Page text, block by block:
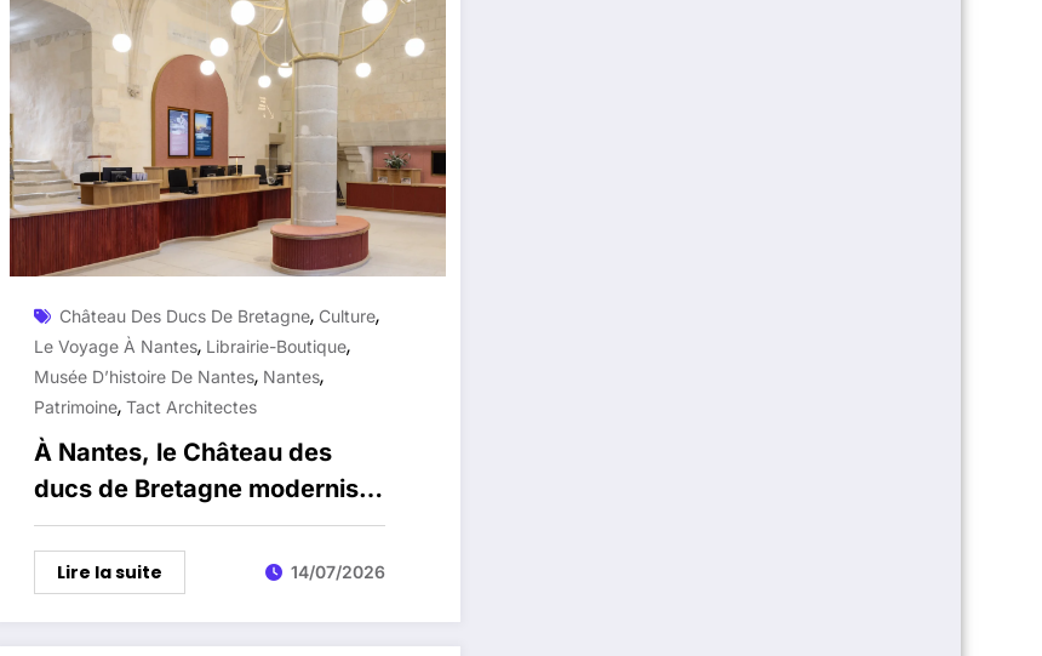
Château Des Ducs De Bretagne, Culture,
Le Voyage À Nantes, Librairie-Boutique,
Musée D’histoire De Nantes, Nantes,
Patrimoine,Tact Architectes
À Nantes, le Château des
ducs de Bretagne modernise
l’accueil de ses visiteurs
Lire la suite 14/07/2026